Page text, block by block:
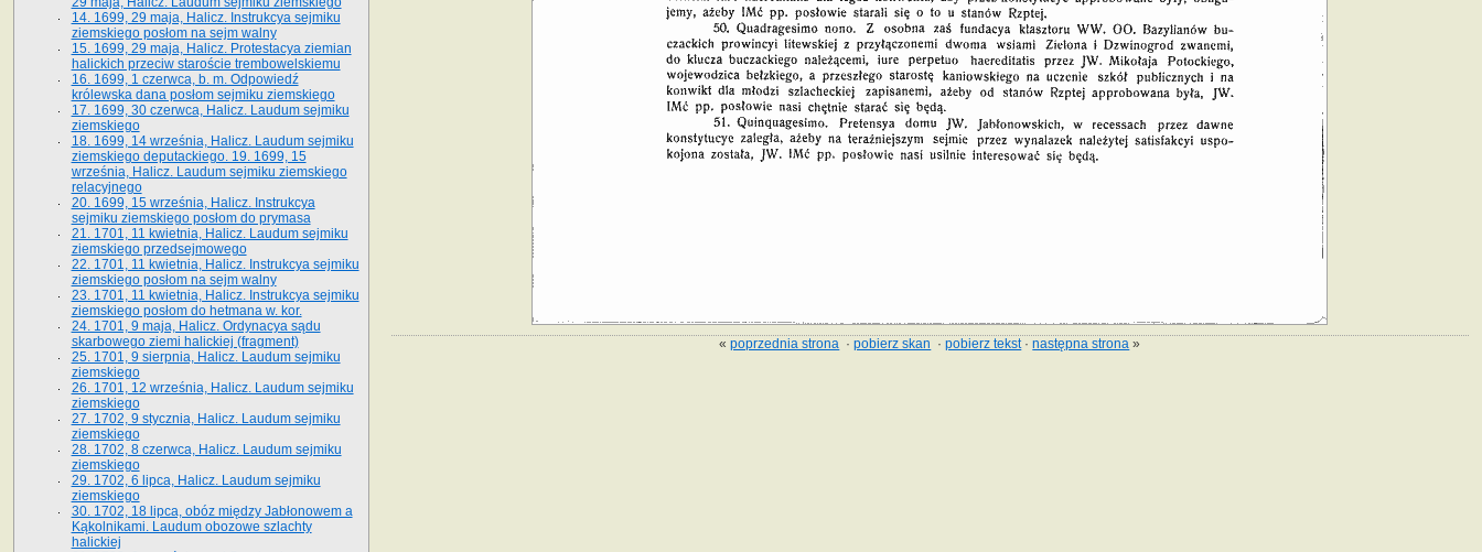
«poprzednia strona ·pobierz skan ·pobierz tekst·następna strona »
14. 1699, 29 maja, Halicz. Instrukcya sejmiku
ziemskiego posłom na sejm walny
15. 1699, 29 maja, Halicz. Protestacya ziemian
halickich przeciw staroście trembowelskiemu
16. 1699, 1 czerwca, b. m. Odpowiedź
królewska dana posłom sejmiku ziemskiego
17. 1699, 30 czerwca, Halicz. Laudum sejmiku
ziemskiego
18. 1699, 14 września, Halicz. Laudum sejmiku
ziemskiego deputackiego. 19. 1699, 15
września, Halicz. Laudum sejmiku ziemskiego
relacyjnego
20. 1699, 15 września, Halicz. Instrukcya
sejmiku ziemskiego posłom do prymasa
21. 1701, 11 kwietnia, Halicz. Laudum sejmiku
ziemskiego przedsejmowego
22. 1701, 11 kwietnia, Halicz. Instrukcya sejmiku
ziemskiego posłom na sejm walny
23. 1701, 11 kwietnia, Halicz. Instrukcya sejmiku
ziemskiego posłom do hetmana w. kor.
24. 1701, 9 maja, Halicz. Ordynacya sądu
skarbowego ziemi halickiej (fragment)
25. 1701, 9 sierpnia, Halicz. Laudum sejmiku
ziemskiego
26. 1701, 12 września, Halicz. Laudum sejmiku
ziemskiego
27. 1702, 9 stycznia, Halicz. Laudum sejmiku
ziemskiego
28. 1702, 8 czerwca, Halicz. Laudum sejmiku
ziemskiego
29. 1702, 6 lipca, Halicz. Laudum sejmiku
ziemskiego
30. 1702, 18 lipca, obóz między Jabłonowem a
Kąkolnikami. Laudum obozowe szlachty
halickiej